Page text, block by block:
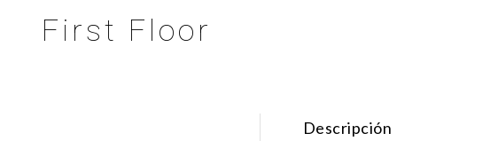
First Floor
Descripción